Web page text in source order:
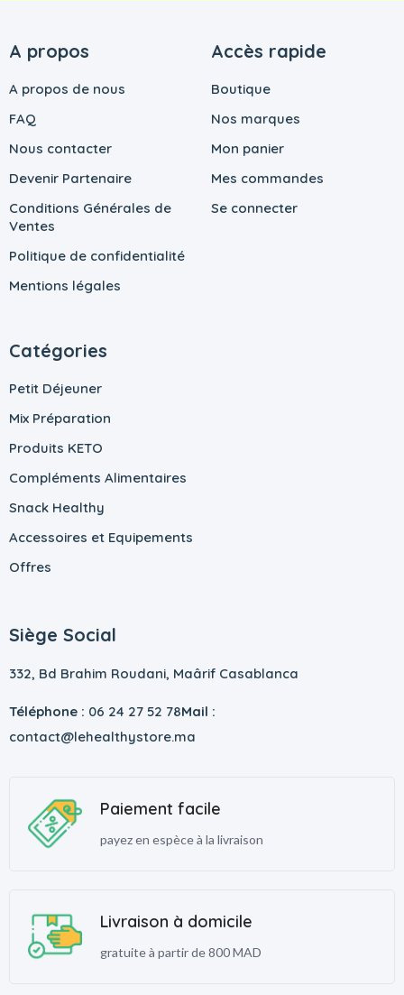
A propos
A propos de nous
FAQ
Nous contacter
Devenir Partenaire
Conditions Générales de
Ventes
Politique de confidentialité
Mentions légales
Accès rapide
Boutique
Nos marques
Mon panier
Mes commandes
Se connecter
Catégories
Petit Déjeuner
Mix Préparation
Produits KETO
Compléments Alimentaires
Snack Healthy
Accessoires et Equipements
Offres
Siège Social
332, Bd Brahim Roudani, Maârif Casablanca
Téléphone : 06 24 27 52 78Mail :
contact@lehealthystore.ma
Paiement facile
payez en espèce à la livraison
Livraison à domicile
gratuite à partir de 800 MAD